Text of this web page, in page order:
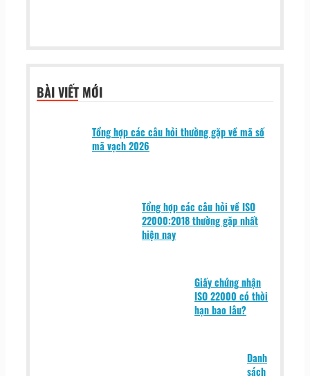
BÀI VIẾT MỚI
Tổng hợp các câu hỏi thường gặp về mã số
mã vạch 2026
Tổng hợp các câu hỏi về ISO
22000:2018 thường gặp nhất
hiện nay
Giấy chứng nhận
ISO 22000 có thời
hạn bao lâu?
Danh
sách